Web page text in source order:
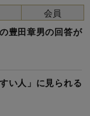
豊田章男の回答が
い人」に見られる
会員